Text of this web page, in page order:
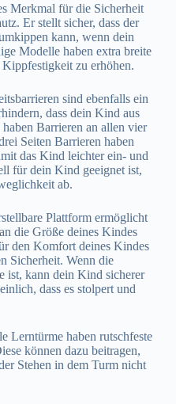
Merkmal für die Sicherheit
Er stellt sicher, dass der
kann, wenn dein
Modelle haben extra breite
zu erhöhen.
sind ebenfalls ein
dass dein Kind aus
Barrieren an allen vier
Seiten Barrieren haben
das Kind leichter ein- und
für dein Kind geeignet ist,
ab.
Plattform ermöglicht
die Größe deines Kindes
den Komfort deines Kindes
Sicherheit. Wenn die
ist, kann dein Kind sicherer
dass es stolpert und
Lerntürme haben rutschfeste
können dazu beitragen,
Stehen in dem Turm nicht